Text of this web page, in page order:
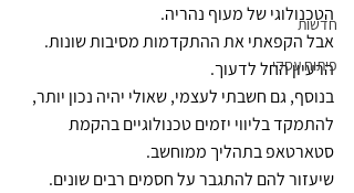
חדשות
פיתוח עסקי
הטכנולוגי של מעוף נהריה.
אבל הקפאתי את ההתקדמות מסיבות שונות.
הרעיון החל לדעוך.
בנוסף, גם חשבתי לעצמי, שאולי יהיה נכון יותר,
להתמקד בליווי יזמים טכנולוגיים בהקמת
סטארטאפ בתהליך ממוחשב.
שיעזור להם להתגבר על חסמים רבים שונים.